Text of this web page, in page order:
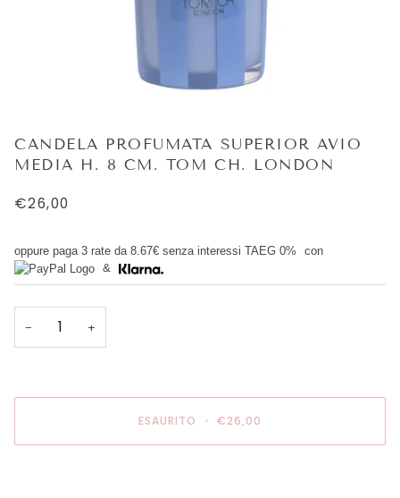
CANDELA PROFUMATA SUPERIOR AVIO
MEDIA H. 8 CM. TOM CH. LONDON
€26,00
oppure paga 3 rate da 8.67€ senza interessi TAEG 0%
con
&
− +
ESAURITO • €26,00